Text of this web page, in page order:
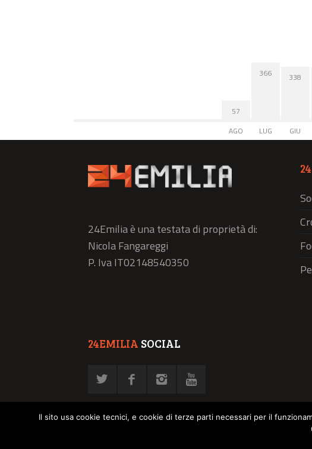
57
AGO
366
LUG
338
GIU
24Emilia è una testata di proprietà di:
Nicola Fangareggi
P. Iva IT02148540350
24
24EMILIA SOCIAL
Il sito usa cookie tecnici, e cookie di terze parti necessari per il